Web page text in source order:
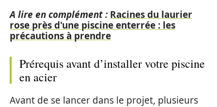
A lire en complément : Racines du laurier
rose près d'une piscine enterrée : les
précautions à prendre
Prérequis avant d’installer votre piscine
en acier
Avant de se lancer dans le projet, plusieurs